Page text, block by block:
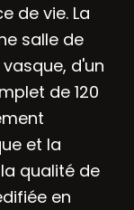
de vie. La
salle de
d'un
de 120
et la
qualité de
en